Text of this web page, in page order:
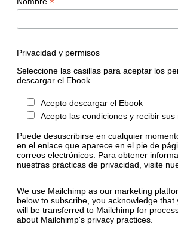
*
Privacidad y permisos
Seleccione las casillas para aceptar los
descargar el Ebook.
Acepto descargar el Ebook
Acepto las condiciones y recibir sus
Puede desuscribirse en cualquier
en el enlace que aparece en el pie de
correos electrónicos. Para obtener
nuestras prácticas de privacidad, visite
We use Mailchimp as our marketing
below to subscribe, you acknowledge that
will be transferred to Mailchimp for
about Mailchimp's privacy practices.